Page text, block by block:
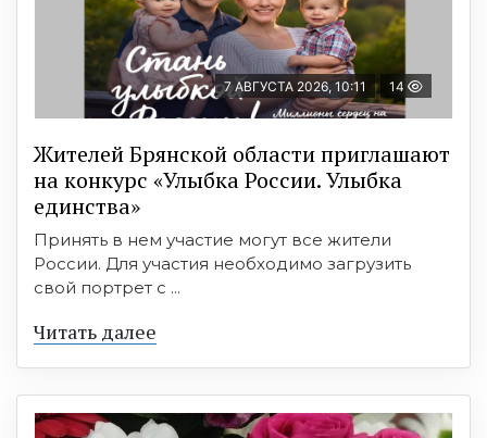
7 АВГУСТА 2026, 10:11 14
Жителей Брянской области приглашают
на конкурс «Улыбка России. Улыбка
единства»
Принять в нем участие могут все жители
России. Для участия необходимо загрузить
свой портрет с ...
Читать далее